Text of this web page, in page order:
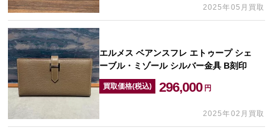
2025年05月買取
エルメス ベアンスフレ エトゥープ シェ
ーブル・ミゾール シルバー金具 B刻印
買取価格(税込) 296,000 円
2025年02月買取